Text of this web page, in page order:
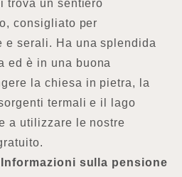
trova un sentiero
consigliato per
e serali. Ha una splendida
ed è in una buona
la chiesa in pietra, la
termali e il lago
a utilizzare le nostre
Informazioni sulla pensione